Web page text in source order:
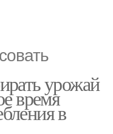
урожай
время
в